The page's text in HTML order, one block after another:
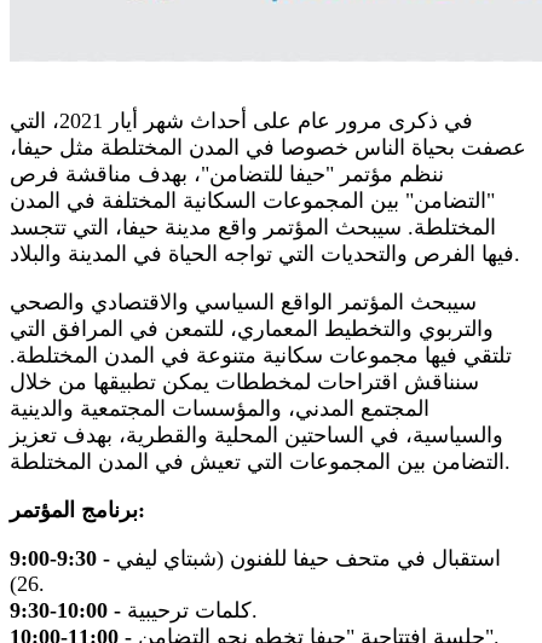
في ذكرى مرور عام على أحداث شهر أيار 2021، التي
عصفت بحياة الناس خصوصا في المدن المختلطة مثل حيفا،
ننظم مؤتمر "حيفا للتضامن"، بهدف مناقشة فرص
"التضامن" بين المجموعات السكانية المختلفة في المدن
المختلطة. سيبحث المؤتمر واقع مدينة حيفا، التي تتجسد
فيها الفرص والتحديات التي تواجه الحياة في المدينة والبلاد.
سيبحث المؤتمر الواقع السياسي والاقتصادي والصحي
والتربوي والتخطيط المعماري، للتمعن في المرافق التي
تلتقي فيها مجموعات سكانية متنوعة في المدن المختلطة.
سنناقش اقتراحات لمخططات يمكن تطبيقها من خلال
المجتمع المدني، والمؤسسات المجتمعية والدينية
والسياسية، في الساحتين المحلية والقطرية، بهدف تعزيز
التضامن بين المجموعات التي تعيش في المدن المختلطة.
برنامج المؤتمر:
9:00-9:30 -
26).
9:30-10:00 -
كلمات ترحيبية.
10:00-11:00 -
جلسة افتتاحية "حيفا تخطو نحو التضامن".